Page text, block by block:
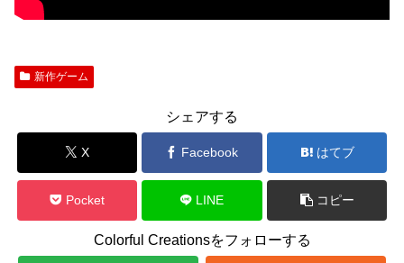
新作ゲーム
シェアする
X Facebook はてブ
Pocket LINE コピー
Colorful Creationsをフォローする